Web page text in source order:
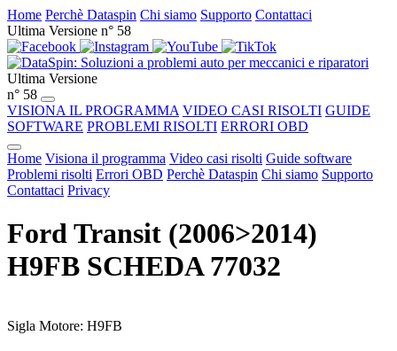
Home Perchè Dataspin Chi siamo Supporto Contattaci
Ultima Versione n° 58
Ultima Versione
n° 58
VISIONA IL PROGRAMMA VIDEO CASI RISOLTI GUIDE
SOFTWARE PROBLEMI RISOLTI ERRORI OBD
Home Visiona il programma Video casi risolti Guide software
Problemi risolti Errori OBD Perchè Dataspin Chi siamo Supporto
Contattaci Privacy
Ford Transit (2006>2014)
H9FB SCHEDA 77032
Sigla Motore: H9FB